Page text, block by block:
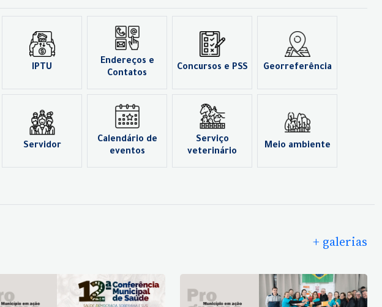
IPTU
Endereços e
Contatos
Concursos e PSS Georreferência
Servidor
Calendário de
eventos
Serviço
veterinário
Meio ambiente
+ galerias